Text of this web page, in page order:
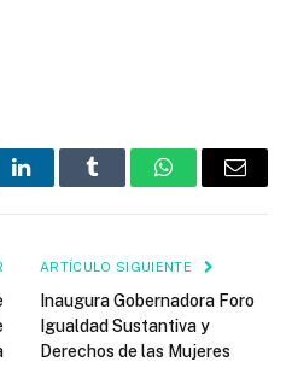
LinkedInTumblr WhatsAppEmail
ARTÍCULO SIGUIENTE
Inaugura Gobernadora Foro
Igualdad Sustantiva y
Derechos de las Mujeres